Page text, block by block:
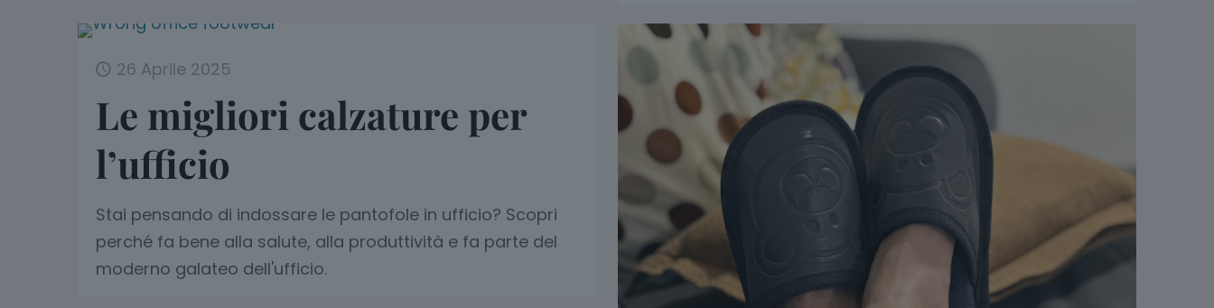
26 Aprile 2025
Le migliori calzature per
l’ufficio
Stai pensando di indossare le pantofole in ufficio? Scopri
perché fa bene alla salute, alla produttività e fa parte del
moderno galateo dell'ufficio.